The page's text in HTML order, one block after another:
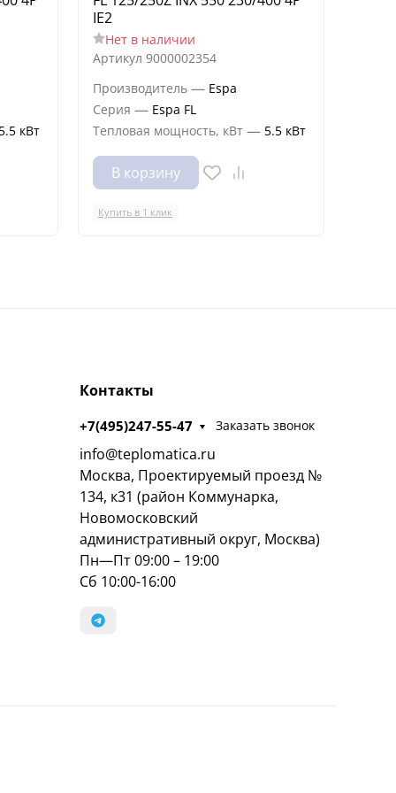
5.5 кВт
IE2
Нет в наличии
Артикул 9000002354
Производитель — Espa
Серия — Espa FL
Тепловая мощность, кВт — 5.5 кВт
В корзину
Купить в 1 клик
Контакты
+7(495)247-55-47 Заказать звонок
info@teplomatica.ru
Москва, Проектируемый проезд №
134, к31 (район Коммунарка,
Новомосковский
административный округ, Москва)
Пн—Пт 09:00 – 19:00
Сб 10:00-16:00